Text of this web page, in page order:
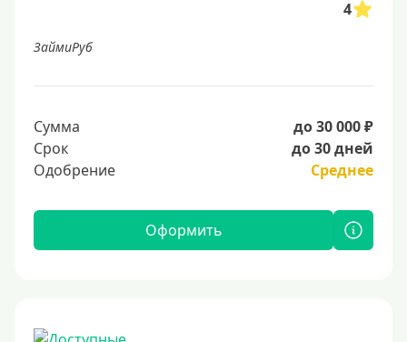
4
ЗаймиРуб
Сумма
до 30 000 ₽
Срок
до 30 дней
Одобрение
Среднее
Оформить